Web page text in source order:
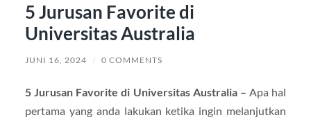
5 Jurusan Favorite di
Universitas Australia
JUNI 16, 2024 / 0 COMMENTS
5 Jurusan Favorite di Universitas Australia – Apa hal
pertama yang anda lakukan ketika ingin melanjutkan